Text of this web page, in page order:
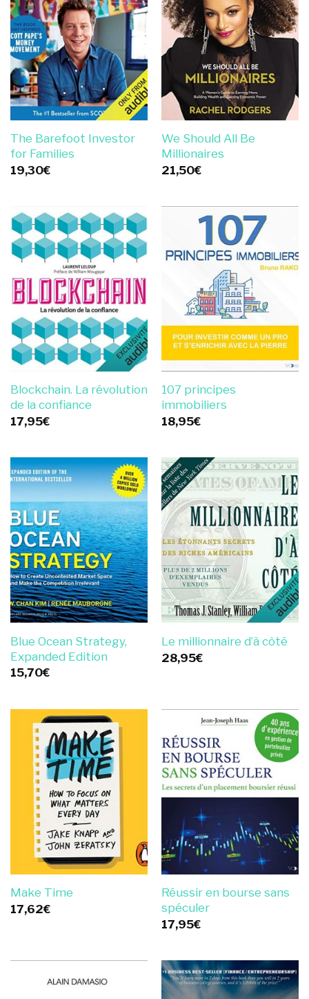
The Barefoot Investor
for Families
19,30€
We Should All Be
Millionaires
21,50€
Blockchain. La révolution
de la confiance
17,95€
107 principes
immobiliers
18,95€
Blue Ocean Strategy,
Expanded Edition
15,70€
Le millionnaire d’à côté
28,95€
Make Time
17,62€
Réussir en bourse sans
spéculer
17,95€